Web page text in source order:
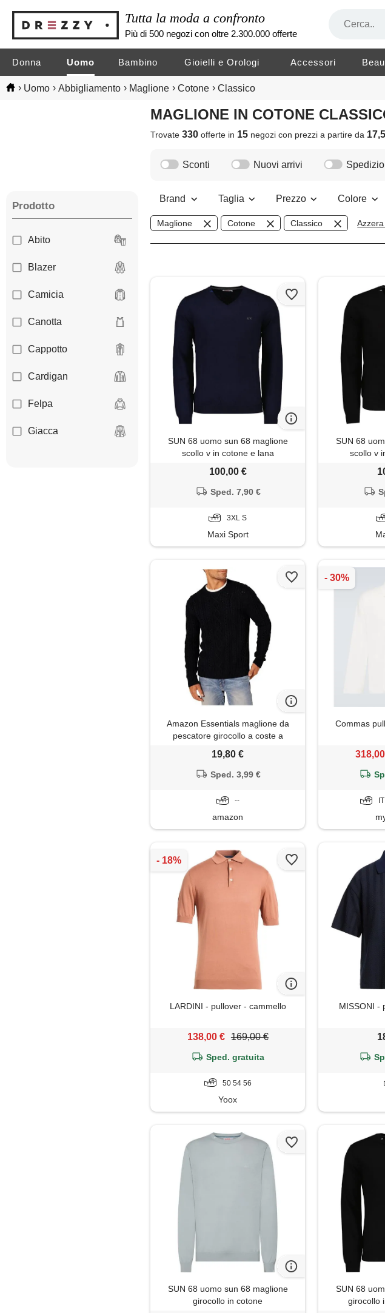
Tutta la moda a confronto
Più di 500 negozi con oltre 2.300.000 offerte
Donna Uomo Bambino Gioielli e Orologi Accessori
› Uomo › Abbigliamento › Maglione › Cotone › Classico
MAGLIONE IN COTONE
Trovate330 offerte in 15 negozicon prezzi a partire da
Prodotto
Abito
Blazer
Camicia
Canotta
Cappotto
Cardigan
Felpa
Giacca
Sconti Nuovi arrivi
Brand Taglia Prezzo Colore
Maglione Cotone Classico
SUN 68 uomo sun 68 maglione
scollo v in cotone e lana
100,00 €
Sped. 7,90 €
3XL S
Maxi Sport
SUN 68
scollo v
Amazon Essentials maglione da
pescatore girocollo a coste a
manica lunga in cotone 100%
uomo, nero, xl
19,80 €
Sped. 3,99 €
--
amazon
Commas
LARDINI - pullover - cammello
138,00 € 169,00 €
Sped. gratuita
50 54 56
Yoox
MISSONI -
SUN 68 uomo sun 68 maglione
girocollo in cotone
SUN 68
girocollo